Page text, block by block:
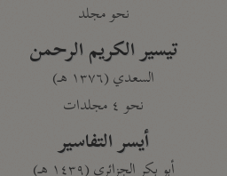
نحو مجلد
تيسير الكريم الرحمن
السعدي (١٣٧٦ هـ)
نحو ٤ مجلدات
أيسر التفاسير
أبو بكر الجزائري (١٤٣٩ هـ)